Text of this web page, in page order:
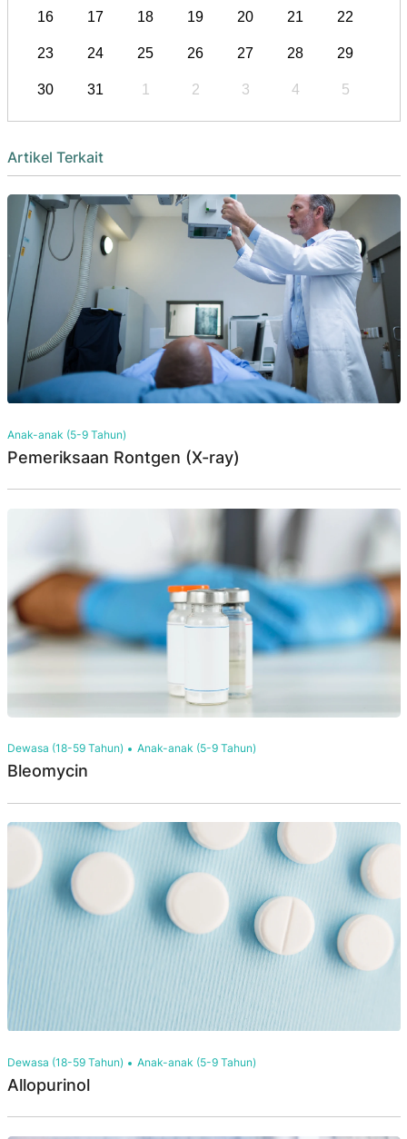
16 17 18 19 20 21 22
23 24 25 26 27 28 29
30 31 1 2 3 4 5
Artikel Terkait
Anak-anak (5-9 Tahun)
Pemeriksaan Rontgen (X-ray)
Dewasa (18-59 Tahun) Anak-anak (5-9 Tahun)
Bleomycin
Dewasa (18-59 Tahun) Anak-anak (5-9 Tahun)
Allopurinol